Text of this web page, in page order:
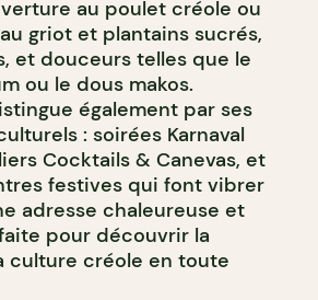
au poulet créole ou
griot et plantains sucrés,
et douceurs telles que le
ou le dous makos.
également par ses
: soirées Karnaval
Cocktails & Canevas, et
festives qui font vibrer
adresse chaleureuse et
pour découvrir la
culture créole en toute